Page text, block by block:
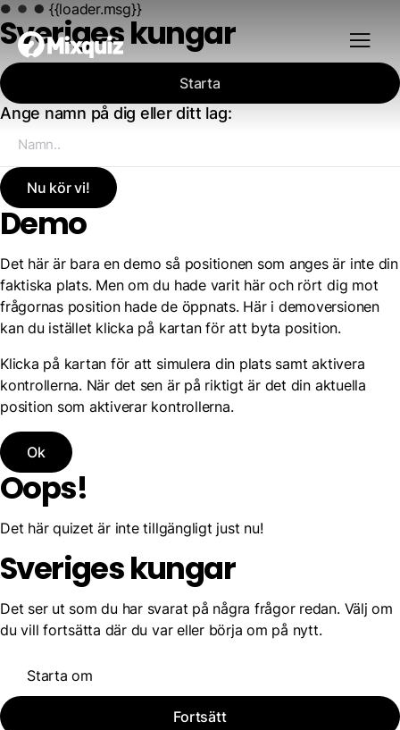
{{loader.msg}}
Sveriges kungar
Starta
Ange namn på dig eller ditt lag:
Nu kör vi!
Demo
Det här är bara en demo så positionen som anges är inte din
faktiska plats. Men om du hade varit här och rört dig mot
frågornas position hade de öppnats. Här i demoversionen
kan du istället klicka på kartan för att byta position.
Klicka på kartan för att simulera din plats samt aktivera
kontrollerna. När det sen är på riktigt är det din aktuella
position som aktiverar kontrollerna.
Ok
Oops!
Det här quizet är inte tillgängligt just nu!
Sveriges kungar
Det ser ut som du har svarat på några frågor redan. Välj om
du vill fortsätta där du var eller börja om på nytt.
Starta om
Fortsätt